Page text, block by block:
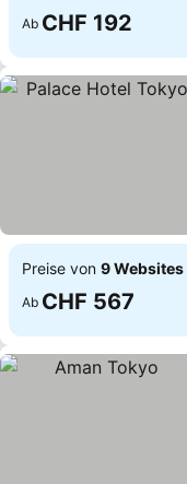
Ab CHF 192
Preise von 9 Websites
Ab CHF 567